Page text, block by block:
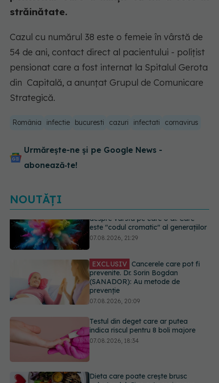
străinătate.
Cazul cu numărul 38 este o femeie în vârstă de
54 de ani, contact direct al pacientului - polițist
pensionat care a fost internat la Spitalul Gerota
din Capitală, a anunțat Grupul de Comunicare
Strategică.
România infectie bucuresti cazuri infectati cornavirus
Urmărește-ne și pe Google News -
abonează‑te!
NOUTĂȚI
EXCLUSIV
Cancerele care pot fi
prevenite. Dr. Sorin Bogdan
prevenție
07.08.2026, 20:09
Testul din deget care ar putea
indica riscul pentru 8 boli majore
Dieta care poate crește brusc